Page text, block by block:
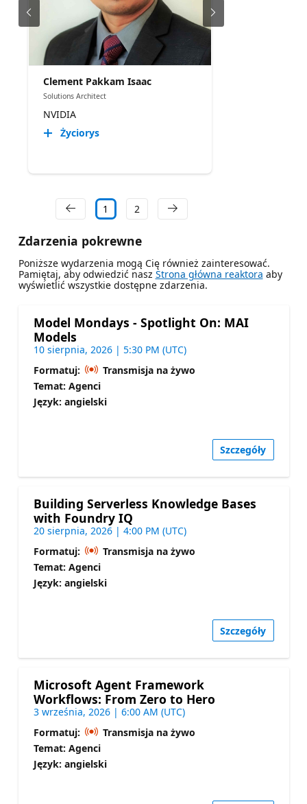
Clement Pakkam Isaac
Solutions Architect
NVIDIA
Życiorys
1 2
Zdarzenia pokrewne
Poniższe wydarzenia mogą Cię również zainteresować.
Pamiętaj, aby odwiedzić nasz Strona główna reaktora aby
wyświetlić wszystkie dostępne zdarzenia.
Model Mondays - Spotlight On: MAI
Models
10 sierpnia, 2026 | 5:30 PM (UTC)
Formatuj:
Transmisja na żywo
Temat: Agenci
Język: angielski
Szczegóły
Building Serverless Knowledge Bases
with Foundry IQ
20 sierpnia, 2026 | 4:00 PM (UTC)
Formatuj:
Transmisja na żywo
Temat: Agenci
Język: angielski
Szczegóły
Microsoft Agent Framework
Workflows: From Zero to Hero
3 września, 2026 | 6:00 AM (UTC)
Formatuj:
Transmisja na żywo
Temat: Agenci
Język: angielski